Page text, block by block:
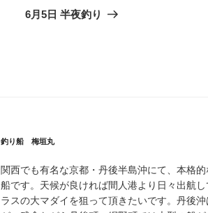
の
6月5日 半夜釣り
釣り船 梅垣丸
関西でも有名な京都・丹後半島沖にて、本格
船です。天候が良ければ間人港より日々出航
ラスの大マダイを狙って頂きたいです。丹後